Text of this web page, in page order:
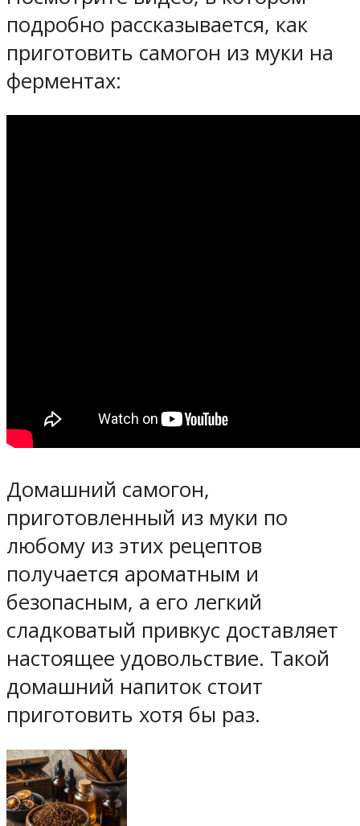
подробно рассказывается, как
приготовить самогон из муки на
ферментах:
Домашний самогон,
приготовленный из муки по
любому из этих рецептов
получается ароматным и
безопасным, а его легкий
сладковатый привкус доставляет
настоящее удовольствие. Такой
домашний напиток стоит
приготовить хотя бы раз.